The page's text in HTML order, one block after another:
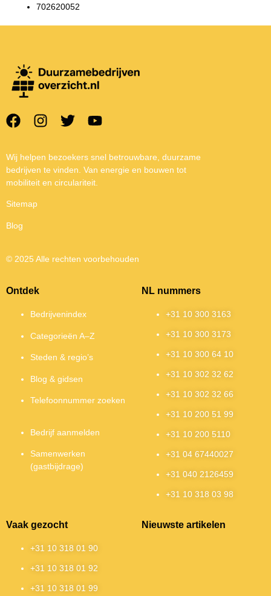
702620052
Wij helpen bezoekers snel betrouwbare, duurzame
bedrijven te vinden. Van energie en bouwen tot
mobiliteit en circulariteit.
Sitemap
Blog
© 2025 Alle rechten voorbehouden
Ontdek
Bedrijvenindex
Categorieën A–Z
Steden & regio’s
Blog & gidsen
Telefoonnummer zoeken
Bedrijf aanmelden
Samenwerken
(gastbijdrage)
NL nummers
+31 10 300 3163
+31 10 300 3173
+31 10 300 64 10
+31 10 302 32 62
+31 10 302 32 66
+31 10 200 51 99
+31 10 200 5110
+31 04 67440027
+31 040 2126459
+31 10 318 03 98
Vaak gezocht
+31 10 318 01 90
+31 10 318 01 92
+31 10 318 01 99
Nieuwste artikelen